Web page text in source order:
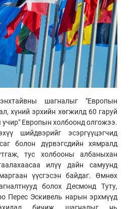
шагналыг "Европын
хүний эрхийн хөгжилд 60 гаруй
Европын холбоонд олгожээ.
шийдвэрийг эсэргүүцэгчид
болон дүрвэгсдийн хямралд
тус холбооны албаныхан
илүү дайн самуунд
үүсгэсэн байдаг. Өмнөх
болох Десмонд Туту,
Перес Эскивель нарын эрхмүүд
бичиж шагналыг нь